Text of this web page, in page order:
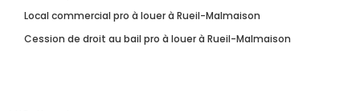
Local commercial pro à louer à Rueil-Malmaison
Cession de droit au bail pro à louer à Rueil-Malmaison